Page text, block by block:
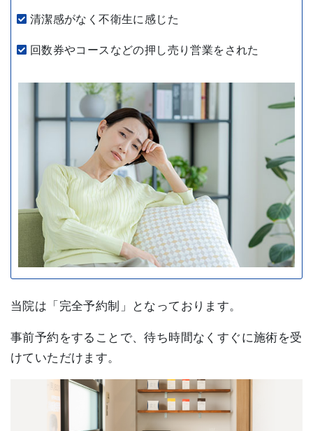
清潔感がなく不衛生に感じた
回数券やコースなどの押し売り営業をされた
当院は「完全予約制」となっております。
事前予約をすることで、待ち時間なくすぐに施術を受
けていただけます。